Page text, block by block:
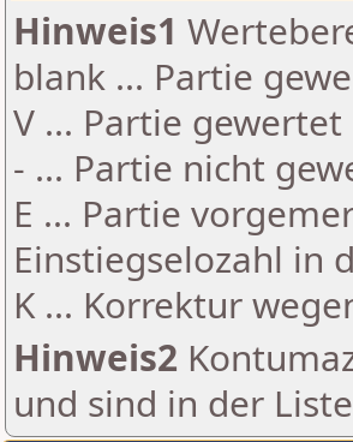
Hinweis1
blank ... Partie
V ... Partie
- ... Partie nicht
E ... Partie
Einstiegselozahl in
K ... Korrektur
Hinweis2
und sind in der